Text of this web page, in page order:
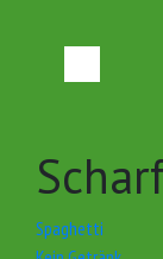
Beitrags-
Spaghetti